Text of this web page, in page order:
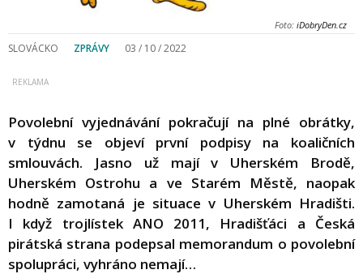
Foto: iDobryDen.cz
SLOVÁCKO ZPRÁVY 03 / 10 / 2022
Povolební vyjednávání pokračují na plné obrátky,
v týdnu se objeví první podpisy na koaličních
smlouvách. Jasno už mají v Uherském Brodě,
Uherském Ostrohu a ve Starém Městě, naopak
hodně zamotaná je situace v Uherském Hradišti.
I když trojlístek ANO 2011, Hradišťáci a Česká
pirátská strana podepsal memorandum o povolební
spolupráci, vyhráno nemají…